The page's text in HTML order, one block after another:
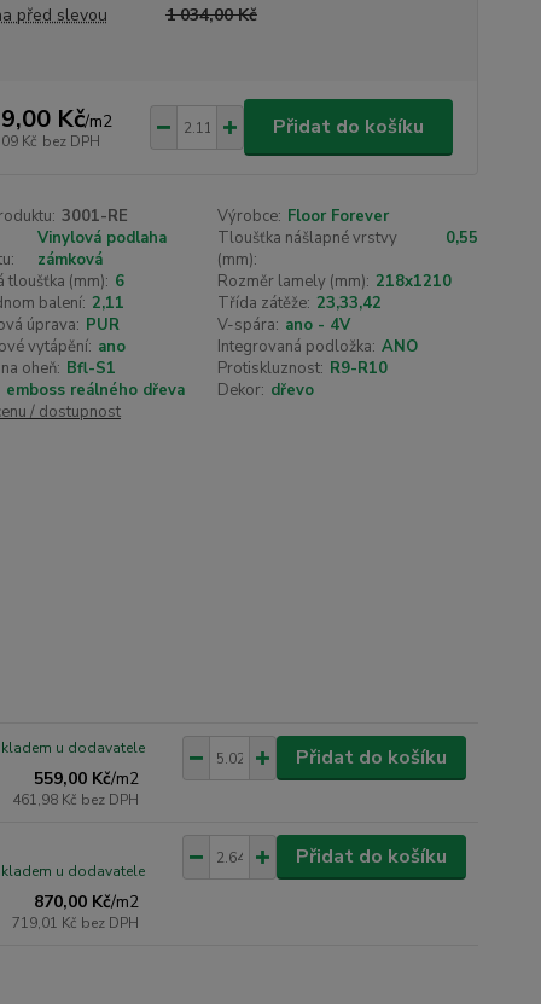
před slevou
1 034,00 Kč
Kč/m2
Kč bez DPH
Přidat do košíku
3001-RE Výrobce: Floor Forever
Vinylová podlaha
zámková
Tloušťka nášlapné vrstvy
(mm):
0,55
tloušťka (mm): 6 Rozměr lamely (mm): 218x1210
balení: 2,11 Třída zátěže: 23,33,42
úprava: PUR V-spára: ano - 4V
vytápění: ano Integrovaná podložka: ANO
oheň: Bfl-S1 Protiskluznost: R9-R10
emboss reálného dřeva Dekor: dřevo
/ dostupnost
559,00 Kč/m2
461,98 Kč bez DPH
u dodavatele Přidat do košíku
870,00 Kč/m2
719,01 Kč bez DPH
u dodavatele
Přidat do košíku